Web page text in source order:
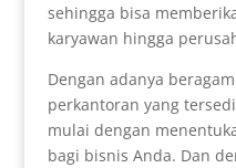
sehingga bisa
karyawan hingga
Dengan adanya
perkantoran yang
mulai dengan
bagi bisnis Anda. Dan